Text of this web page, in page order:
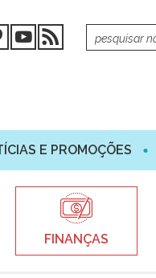
E PROMOÇÕES
FINANÇAS